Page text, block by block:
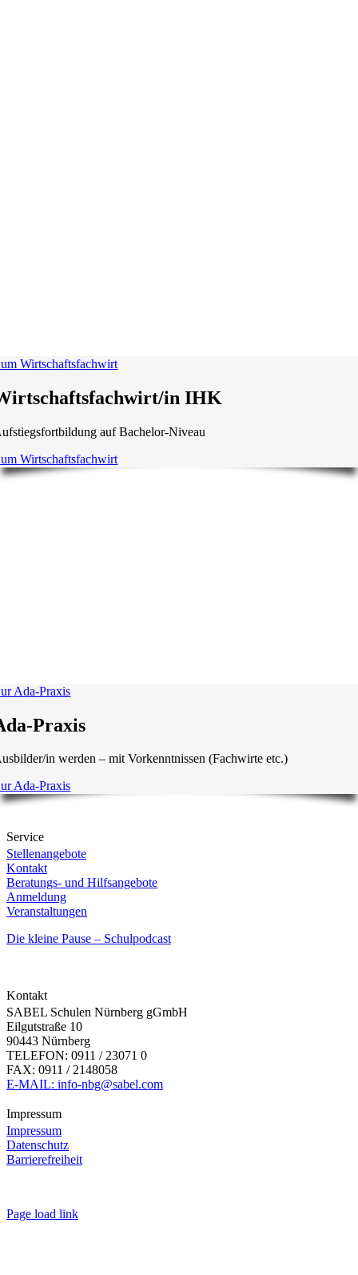
Wirtschaftsfachwirt
in IHK
auf Bachelor-Niveau
Wirtschaftsfachwirt
Ada-Praxis
Praxis
in werden – mit Vorkenntnissen (Fachwirte etc.)
Ada-Praxis
Service
Stellenangebote
Kontakt
Beratungs- und Hilfsangebote
Anmeldung
Veranstaltungen
Die kleine Pause – Schulpodcast
Kontakt
SABEL Schulen Nürnberg gGmbH
Eilgutstraße 10
90443 Nürnberg
TELEFON: 0911 / 23071 0
FAX: 0911 / 2148058
E-MAIL: info-nbg@sabel.com
Impressum
Impressum
Datenschutz
Barrierefreiheit
Page load link